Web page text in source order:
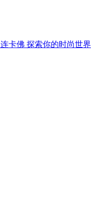
连卡佛 探索你的时尚世界